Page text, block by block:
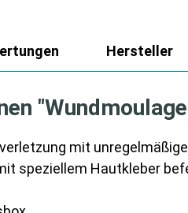
Hersteller
mit
speziellem Hautkleber